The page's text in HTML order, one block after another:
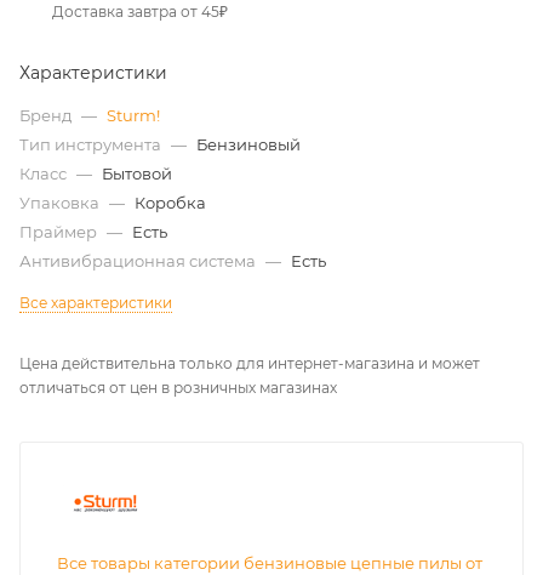
Доставка завтра от 45₽
Характеристики
Бренд — Sturm!
Тип инструмента — Бензиновый
Класс — Бытовой
Упаковка — Коробка
Праймер — Есть
Антивибрационная система — Есть
Все характеристики
Цена действительна только для интернет-магазина и может
отличаться от цен в розничных магазинах
Все товары категории бензиновые цепные пилы от